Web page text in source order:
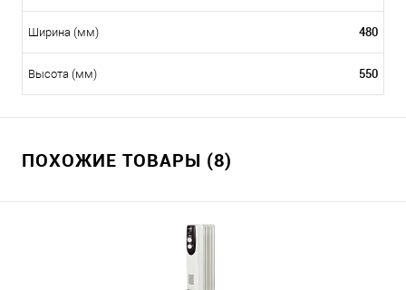
Ширина (мм) 480
Высота (мм) 550
ПОХОЖИЕ ТОВАРЫ (8)